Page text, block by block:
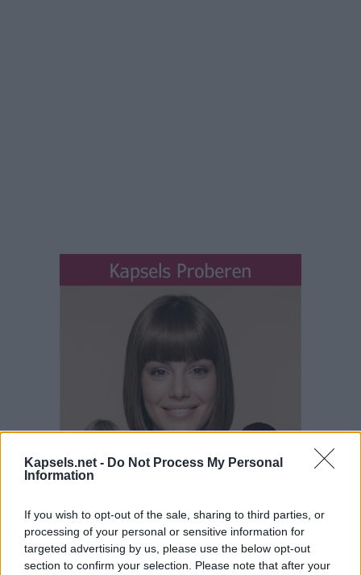
Kapsels.net - Do Not Process My Personal
Information
If you wish to opt-out of the sale, sharing to third parties, or
processing of your personal or sensitive information for
targeted advertising by us, please use the below opt-out
section to confirm your selection. Please note that after your